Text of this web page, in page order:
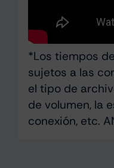
*Los tiempos
sujetos a las
el tipo de
de volumen, la
conexión, etc.